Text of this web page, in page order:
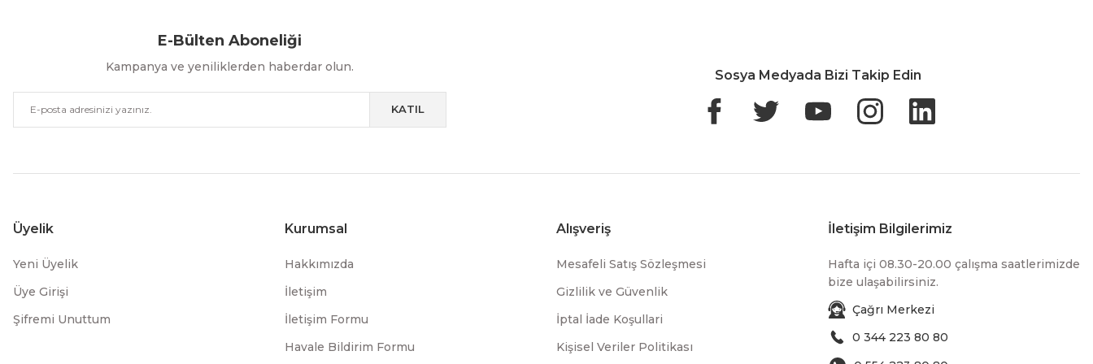
E-Bülten Aboneliği
Kampanya ve yeniliklerden haberdar olun.
KATIL
Sosya Medyada Bizi Takip Edin
Üyelik
Yeni Üyelik
Üye Girişi
Şifremi Unuttum
Kurumsal
Hakkımızda
İletişim
İletişim Formu
Havale Bildirim Formu
Alışveriş
Mesafeli Satış Sözleşmesi
Gizlilik ve Güvenlik
İptal İade Koşullari
Kişisel Veriler Politikası
İletişim Bilgilerimiz
Hafta içi 08.30-20.00 çalışma saatlerimizde
bize ulaşabilirsiniz.
Çağrı Merkezi
0 344 223 80 80